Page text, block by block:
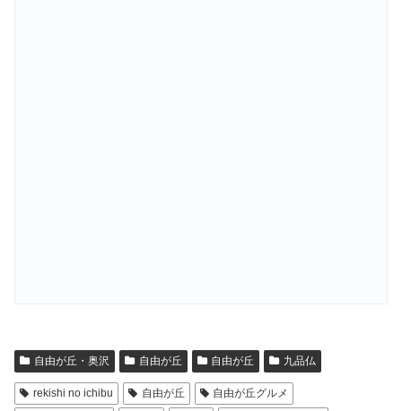
自由が丘・奥沢 自由が丘 自由が丘 九品仏
rekishi no ichibu 自由が丘
自由が丘グルメ